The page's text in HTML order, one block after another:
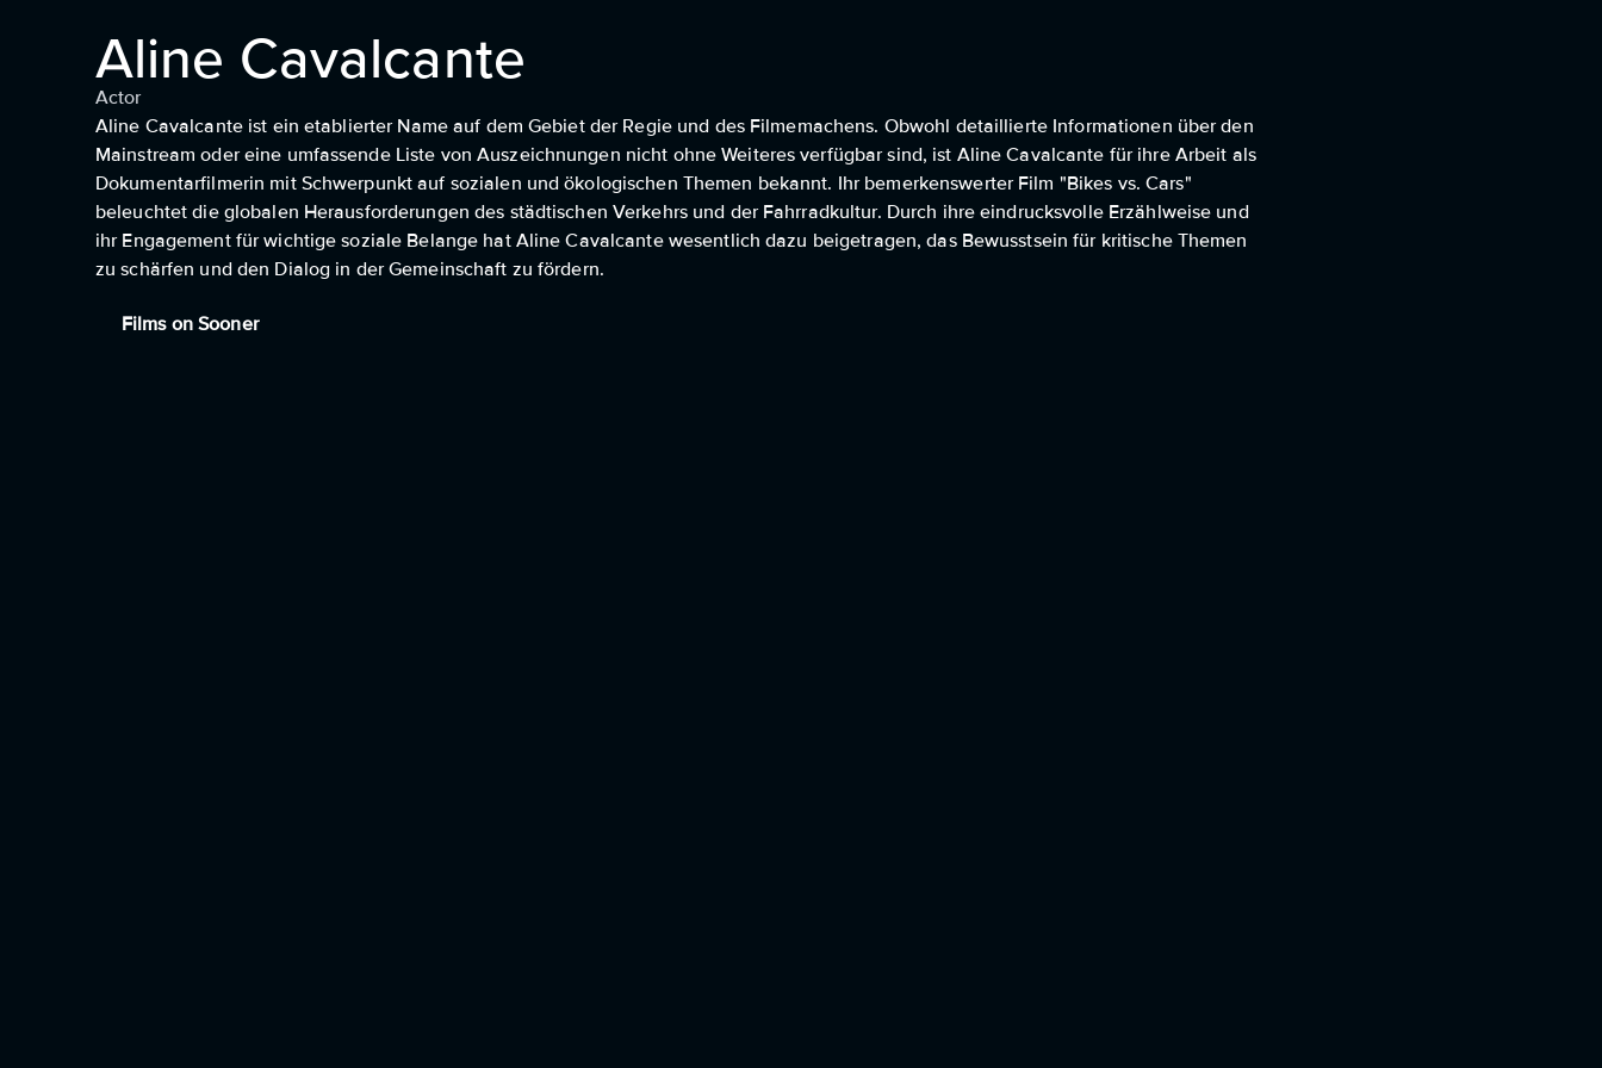
Aline Cavalcante
Actor
Aline Cavalcante ist ein etablierter Name auf dem Gebiet der Regie und des Filmemachens. Obwohl detaillierte Informationen über den
Mainstream oder eine umfassende Liste von Auszeichnungen nicht ohne Weiteres verfügbar sind, ist Aline Cavalcante für ihre Arbeit als
Dokumentarfilmerin mit Schwerpunkt auf sozialen und ökologischen Themen bekannt. Ihr bemerkenswerter Film "Bikes vs. Cars"
beleuchtet die globalen Herausforderungen des städtischen Verkehrs und der Fahrradkultur. Durch ihre eindrucksvolle Erzählweise und
ihr Engagement für wichtige soziale Belange hat Aline Cavalcante wesentlich dazu beigetragen, das Bewusstsein für kritische Themen
zu schärfen und den Dialog in der Gemeinschaft zu fördern.
Films on Sooner